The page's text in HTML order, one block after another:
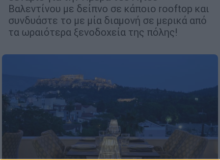
Βαλεντίνου με δείπνο σε κάποιο rooftop και
συνδυάστε το με μία διαμονή σε μερικά από
τα ωραιότερα ξενοδοχεία της πόλης!